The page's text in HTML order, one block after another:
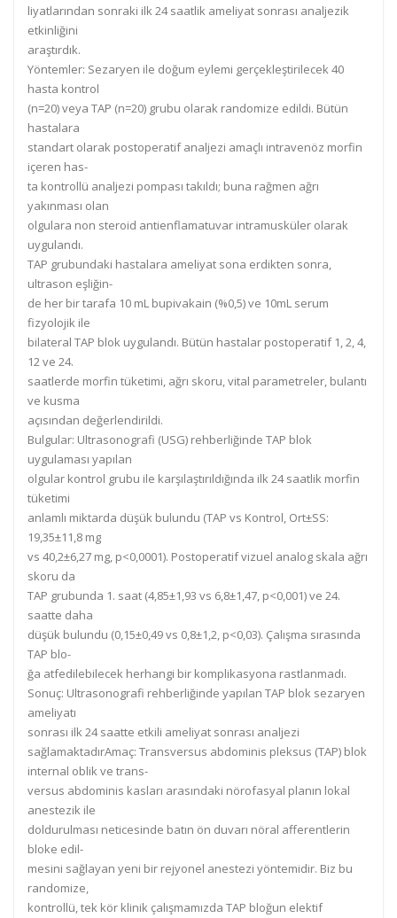
liyatlarından sonraki ilk 24saatlik ameliyat sonrası analjezik
etkinliğini
araştırdık.
Yöntemler: Sezaryen ile doğum eylemi gerçekleştirilecek 40
hasta kontrol
(n=20) veya TAP (n=20) grubu olarak randomize edildi. Bütün
hastalara
standart olarak postoperatif analjezi amaçlı intravenöz morfin
içeren has-
ta kontrollü analjezi pompası takıldı; buna rağmen ağrı
yakınması olan
olgulara non steroid antienflamatuvar intramusküler olarak
uygulandı.
TAP grubundaki hastalara ameliyat sona erdikten sonra,
ultrason eşliğin-
de her birtarafa 10 mL bupivakain (%0,5)ve 10mL serum
fizyolojik ile
bilateral TAP blok uygulandı. Bütün hastalar postoperatif 1, 2, 4,
12 ve 24.
saatlerde morfin tüketimi, ağrı skoru, vital parametreler, bulantı
ve kusma
açısından değerlendirildi.
Bulgular: Ultrasonografi (USG) rehberliğinde TAP blok
uygulaması yapılan
olgular kontrol grubu ile karşılaştırıldığında ilk 24 saatlik morfin
tüketimi
anlamlı miktarda düşük bulundu (TAP vs Kontrol, Ort±SS:
19,35±11,8 mg
vs 40,2±6,27 mg, p<0,0001). Postoperatif vizuel analog skala ağrı
skoru da
TAP grubunda 1. saat (4,85±1,93 vs 6,8±1,47, p<0,001)ve 24.
saatte daha
düşük bulundu (0,15±0,49 vs 0,8±1,2, p<0,03). Çalışma sırasında
TAP blo-
ğa atfedilebilecek herhangi bir komplikasyona rastlanmadı.
Sonuç: Ultrasonografi rehberliğinde yapılan TAP blok sezaryen
ameliyatı
sonrası ilk 24 saatte etkili ameliyat sonrası analjezi
sağlamaktadırAmaç: Transversus abdominis pleksus (TAP) blok
internal oblik ve trans-
versus abdominis kasları arasındaki nörofasyal planın lokal
anestezik ile
doldurulması neticesinde batın ön duvarı nöral afferentlerin
bloke edil-
mesini sağlayan yeni bir rejyonel anestezi yöntemidir. Biz bu
randomize,
kontrollü, tek kör klinik çalışmamızda TAP bloğun elektif